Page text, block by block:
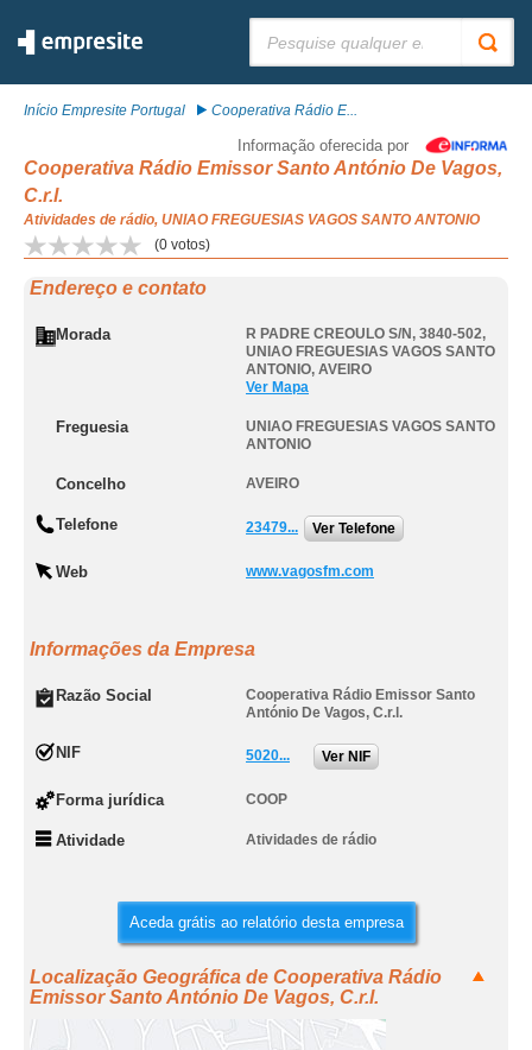
Início Empresite Portugal Cooperativa Rádio E...
Informação oferecida por
Cooperativa Rádio Emissor Santo António De Vagos,
C.r.l.
Atividades de rádio, UNIAO FREGUESIAS VAGOS SANTO ANTONIO
(0 votos)
Endereço e contato
Morada R PADRE CREOULO S/N, 3840-502,
UNIAO FREGUESIAS VAGOS SANTO
ANTONIO, AVEIRO
Ver Mapa
Freguesia
UNIAO FREGUESIAS VAGOS SANTO
ANTONIO
Concelho AVEIRO
Telefone 23479... Ver Telefone
Web www.vagosfm.com
Informações da Empresa
Razão Social
Cooperativa Rádio Emissor Santo
António De Vagos, C.r.l.
NIF 5020... Ver NIF
Forma jurídica COOP
Atividade Atividades de rádio
Aceda grátis ao relatório desta empresa
Localização Geográfica de Cooperativa Rádio
Emissor Santo António De Vagos, C.r.l.